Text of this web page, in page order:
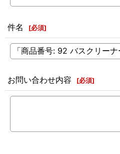
件名 [必須]
お問い合わせ内容 [必須]